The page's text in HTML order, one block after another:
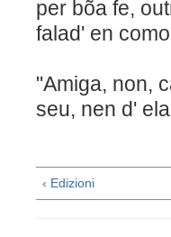
per bõa
falad' en
"Amiga, non,
seu, nen d'
‹ Edizioni